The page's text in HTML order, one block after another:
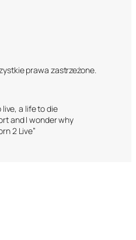
prawa zastrzeżone.
live, a life to die
and I wonder why
2 Live”